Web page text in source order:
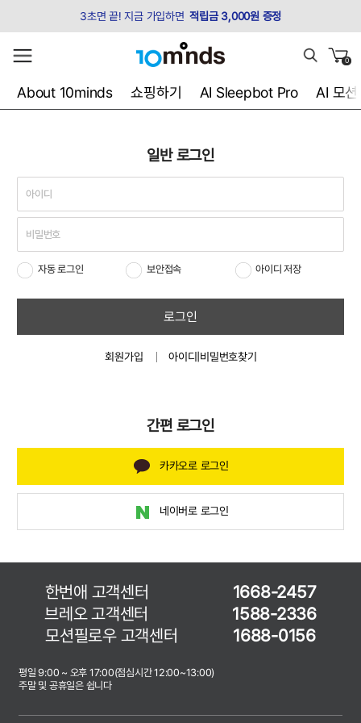
3초면 끝! 지금 가입하면 적립금 3,000원 증정
0
About 10minds 쇼핑하기 AI Sleepbot Pro AI 모션
일반 로그인
자동 로그인 보안접속 아이디 저장
로그인
회원가입 아이디|비밀번호찾기
카카오로 로그인
네이버로 로그인
한번애 고객센터
1668-2457
브레오 고객센터
1588-2336
모션필로우 고객센터
1688-0156
평일 9:00 ~ 오후 17:00(점심시간 12:00~13:00)
주말 및 공휴일은 쉽니다